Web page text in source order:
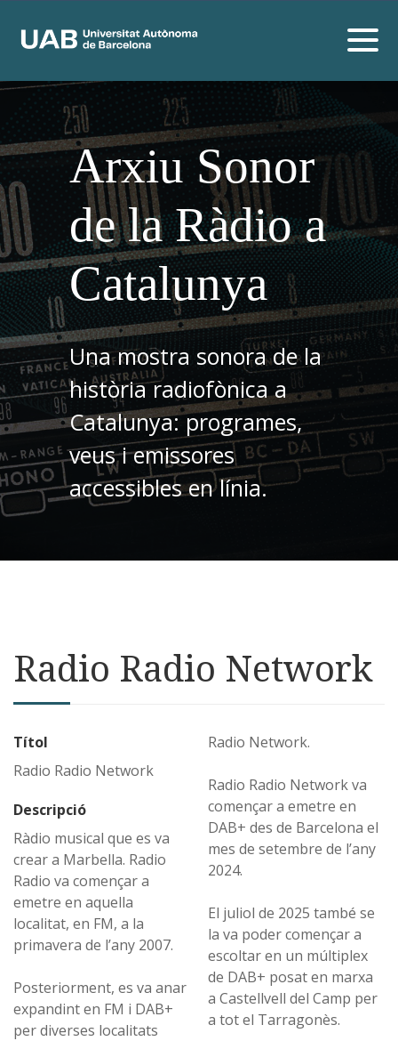
Arxiu Sonor
de la Ràdio a
Catalunya
Una mostra sonora de la
història radiofònica a
Catalunya: programes,
veus i emissores
accessibles en línia.
Radio Radio Network
Títol
Radio Radio Network
Descripció
Ràdio musical que es va
crear a Marbella. Radio
Radio va començar a
emetre en aquella
localitat, en FM, a la
primavera de l’any 2007.
Posteriorment, es va anar
expandint en FM i DAB+
per diverses localitats
Radio Network.
Radio Radio Network va
començar a emetre en
DAB+ des de Barcelona el
mes de setembre de l’any
2024.
El juliol de 2025 també se
la va poder començar a
escoltar en un múltiplex
de DAB+ posat en marxa
a Castellvell del Camp per
a tot el Tarragonès.